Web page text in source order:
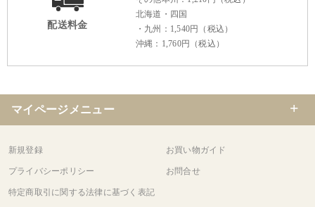
配送料金
北海道・四国
・九州：1,540円（税込）
沖縄：1,760円（税込）
マイページメニュー
新規登録 お買い物ガイド
プライバシーポリシー お問合せ
特定商取引に関する法律に基づく表記